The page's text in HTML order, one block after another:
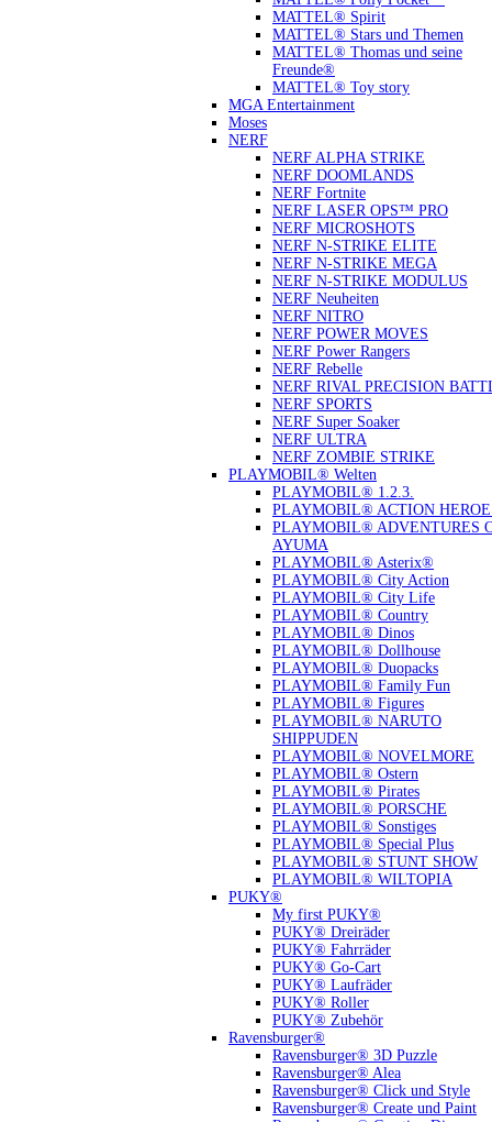
MATTEL® Spirit
MATTEL® Stars und Themen
MATTEL® Thomas und seine
Freunde®
MATTEL® Toy story
MGA Entertainment
Moses
NERF
NERF ALPHA STRIKE
NERF DOOMLANDS
NERF Fortnite
NERF LASER OPS™ PRO
NERF MICROSHOTS
NERF N-STRIKE ELITE
NERF N-STRIKE MEGA
NERF N-STRIKE MODULUS
NERF Neuheiten
NERF NITRO
NERF POWER MOVES
NERF Power Rangers
NERF Rebelle
NERF RIVAL PRECISION
NERF SPORTS
NERF Super Soaker
NERF ULTRA
NERF ZOMBIE STRIKE
PLAYMOBIL® Welten
PLAYMOBIL® 1.2.3.
PLAYMOBIL® ACTION
PLAYMOBIL® ADVENTURES
AYUMA
PLAYMOBIL® Asterix®
PLAYMOBIL® City Action
PLAYMOBIL® City Life
PLAYMOBIL® Country
PLAYMOBIL® Dinos
PLAYMOBIL® Dollhouse
PLAYMOBIL® Duopacks
PLAYMOBIL® Family Fun
PLAYMOBIL® Figures
PLAYMOBIL® NARUTO
SHIPPUDEN
PLAYMOBIL® NOVELMORE
PLAYMOBIL® Ostern
PLAYMOBIL® Pirates
PLAYMOBIL® PORSCHE
PLAYMOBIL® Sonstiges
PLAYMOBIL® Special Plus
PLAYMOBIL® STUNT SHOW
PLAYMOBIL® WILTOPIA
PUKY®
My first PUKY®
PUKY® Dreiräder
PUKY® Fahrräder
PUKY® Go-Cart
PUKY® Laufräder
PUKY® Roller
PUKY® Zubehör
Ravensburger®
Ravensburger® 3D Puzzle
Ravensburger® Alea
Ravensburger® Click und Style
Ravensburger® Create und Paint